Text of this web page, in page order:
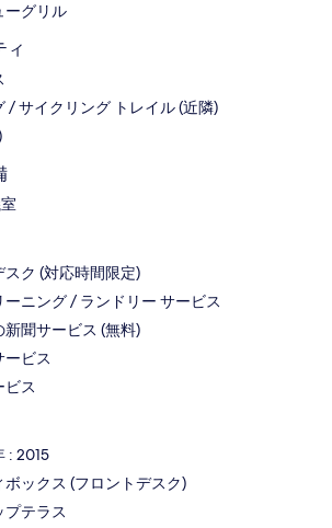
ーグリル
ィ
/ サイクリング トレイル (近隣)
スク (対応時間限定)
ーニング / ランドリー サービス
新聞サービス (無料)
ービス
ビス
: 2015
ボックス (フロントデスク)
プテラス